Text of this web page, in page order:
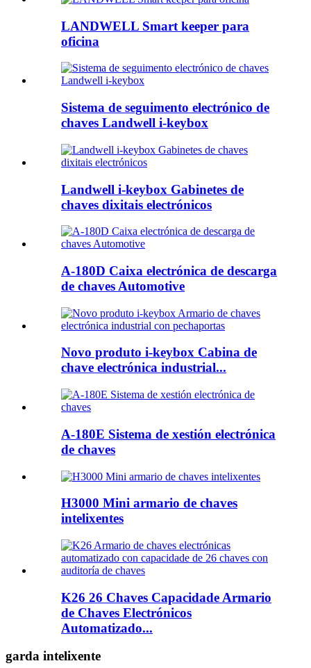
LANDWELL Smart keeper para
oficina
Sistema de seguimento electrónico de
chaves Landwell i-keybox
Landwell i-keybox Gabinetes de
chaves dixitais electrónicos
A-180D Caixa electrónica de descarga
de chaves Automotive
Novo produto i-keybox Cabina de
chave electrónica industrial...
A-180E Sistema de xestión electrónica
de chaves
H3000 Mini armario de chaves
intelixentes
K26 26 Chaves Capacidade Armario
de Chaves Electrónicos
Automatizado...
garda intelixente